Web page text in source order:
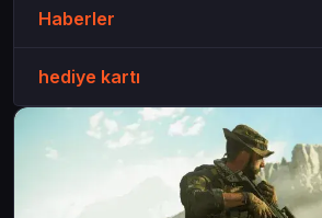
Haberler
hediye kartı